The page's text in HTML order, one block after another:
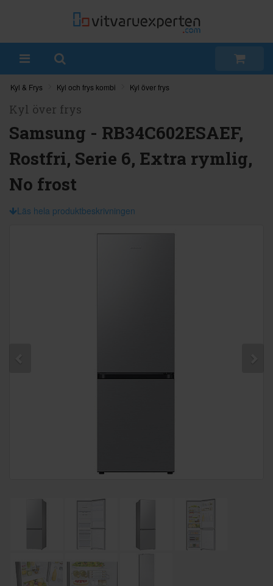
Kyl & Frys Kyl och frys kombi Kyl över frys
Kyl över frys
Samsung - RB34C602ESAEF,
Rostfri, Serie 6, Extra rymlig,
No frost
Läs hela produktbeskrivningen